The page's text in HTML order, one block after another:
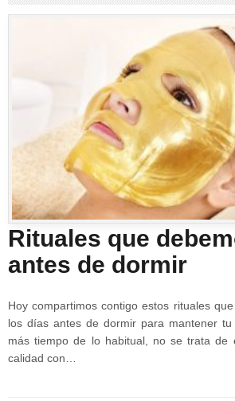
Rituales que
antes de dormir
Hoy compartimos contigo estos rituales
los días antes de dormir para mantener
más tiempo de lo habitual, no se trata de
calidad con…